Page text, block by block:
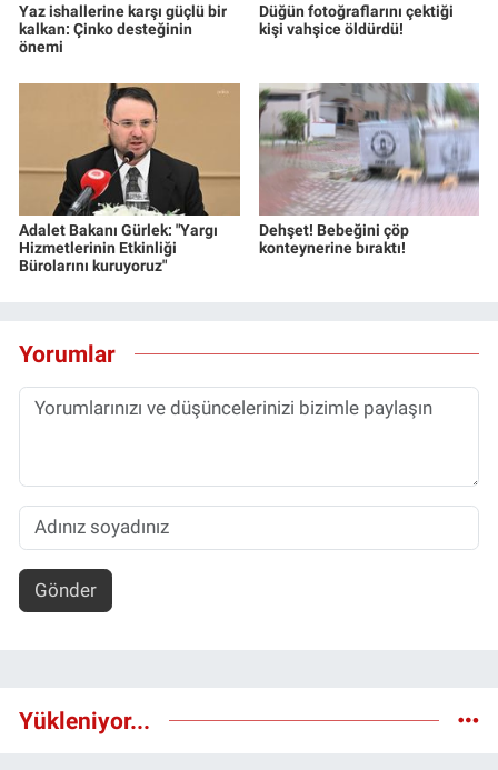
Yaz ishallerine karşı güçlü bir
kalkan: Çinko desteğinin
önemi
Düğün fotoğraflarını çektiği
kişi vahşice öldürdü!
Adalet Bakanı Gürlek: "Yargı
Hizmetlerinin Etkinliği
Bürolarını kuruyoruz"
Dehşet! Bebeğini çöp
konteynerine bıraktı!
Yorumlar
Gönder
Yükleniyor...